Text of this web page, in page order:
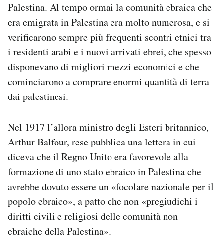
Palestina. Al tempo ormai la comunità ebraica che
era emigrata in Palestina era molto numerosa, e si
verificarono sempre più frequenti scontri etnici tra
i residenti arabi e i nuovi arrivati ebrei, che spesso
disponevano di migliori mezzi economici e che
cominciarono a comprare enormi quantità di terra
dai palestinesi.
Nel 1917 l’allora ministro degli Esteri britannico,
Arthur Balfour, rese pubblica una lettera in cui
diceva che il Regno Unito era favorevole alla
formazione di uno stato ebraico in Palestina che
avrebbe dovuto essere un «focolare nazionale per il
popolo ebraico», a patto che non «pregiudichi i
diritti civili e religiosi delle comunità non
ebraiche della Palestina».